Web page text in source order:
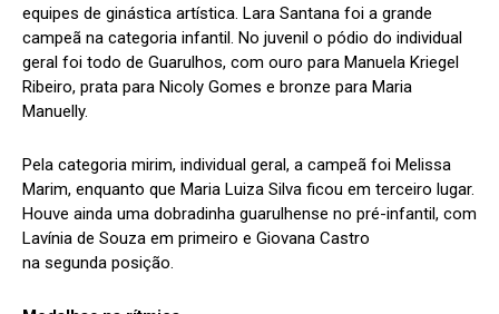
equipes de ginástica artística. Lara Santana foi a grande
campeã na categoria infantil. No juvenil o pódio do individual
geral foi todo de Guarulhos, com ouro para Manuela Kriegel
Ribeiro, prata para Nicoly Gomes e bronze para Maria
Manuelly.
Pela categoria mirim, individual geral, a campeã foi Melissa
Marim, enquanto que Maria Luiza Silva ficou em terceiro lugar.
Houve ainda uma dobradinha guarulhense no pré-infantil, com
Lavínia de Souza em primeiro e Giovana Castro
na segunda posição.